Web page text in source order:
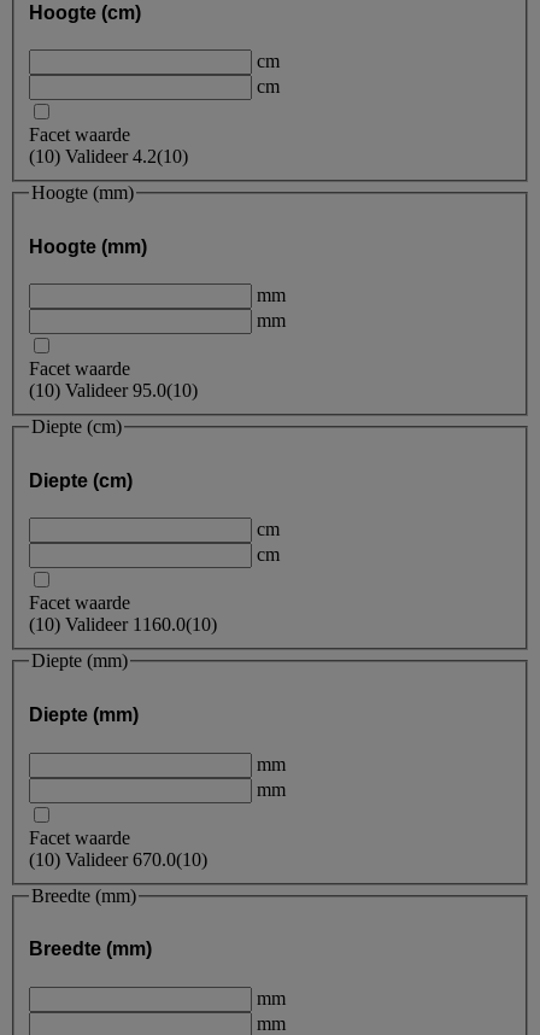
Hoogte (cm)
cm
cm
Facet waarde
(10) Valideer4.2(10)
Hoogte (mm)
Hoogte (mm)
mm
mm
Facet waarde
(10) Valideer95.0(10)
Diepte (cm)
Diepte (cm)
cm
cm
Facet waarde
(10) Valideer 1160.0(10)
Diepte (mm)
Diepte (mm)
mm
mm
Facet waarde
(10) Valideer670.0(10)
Breedte (mm)
Breedte (mm)
mm
mm